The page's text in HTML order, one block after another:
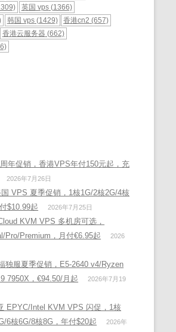
英国 vps(1366)
韩国 vps(1429) 香港cn2 (657)
香港云服务器 (662)
年促销，香港VPS年付150元起，充
2026年7月26日
VPS 夏季促销，1核1G/2核2G/4核
$10.99起
2026年7月25日
KVM VPS 多机房可选，
Pro/Premium，月付€6.95起
2026
独服夏季促销，E5-2640 v4/Ryzen
7950X，€94.50/月起
2026年7月19
EPYC/Intel KVM VPS 闪促，1核
6核6G/8核8G，年付$20起
2026年